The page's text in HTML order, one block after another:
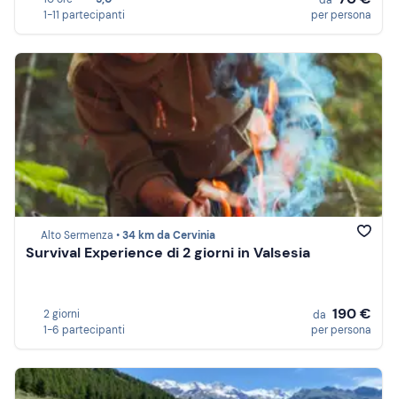
1-11 partecipanti
per persona
Alto Sermenza •34 km da Cervinia
Survival Experience di 2 giorni in Valsesia
2 giorni
1-6 partecipanti
da 190 €
per persona